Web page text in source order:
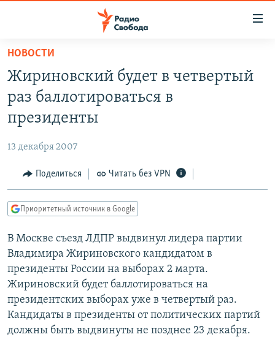
упрощенного
доступа
Вернуться
основному
Вернутся
Вернутся
поиску
ПОДКАСТЫ
АВТОРСКИЕ ПРОЕКТЫ
МНЕНИЯ
КУЛЬТУРА
КАВКАЗ.РЕАЛИИ
СЕВЕР.РЕАЛИИ
СИБИРЬ.РЕАЛИИ
РАСПИСАНИЕ ВЕЩАНИЯ
ПОДПИШИТЕСЬ НА РАССЫЛКУ
НОВОСТИ
Жириновский будет в четвертый
раз баллотироваться в
президенты
13 декабря 2007
Поделиться Читать без VPN
Приоритетный источник в Google
В Москве съезд ЛДПР выдвинул лидера партии
Владимира Жириновского кандидатом в
президенты России на выборах 2 марта.
Жириновский будет баллотироваться на
президентских выборах уже в четвертый раз.
Кандидаты в президенты от политических партий
должны быть выдвинуты не позднее 23 декабря.